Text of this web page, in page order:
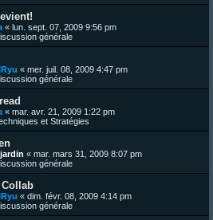
« lun. sept. 07, 2009 9:56 pm
générale
« mer. juil. 08, 2009 4:47 pm
générale
« mar. avr. 21, 2009 1:22 pm
et Stratégies
« mar. mars 31, 2009 8:07 pm
générale
« dim. févr. 08, 2009 4:14 pm
générale